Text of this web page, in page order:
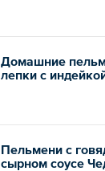
Домашние
лепки с
Пельмени с
сырном соусе